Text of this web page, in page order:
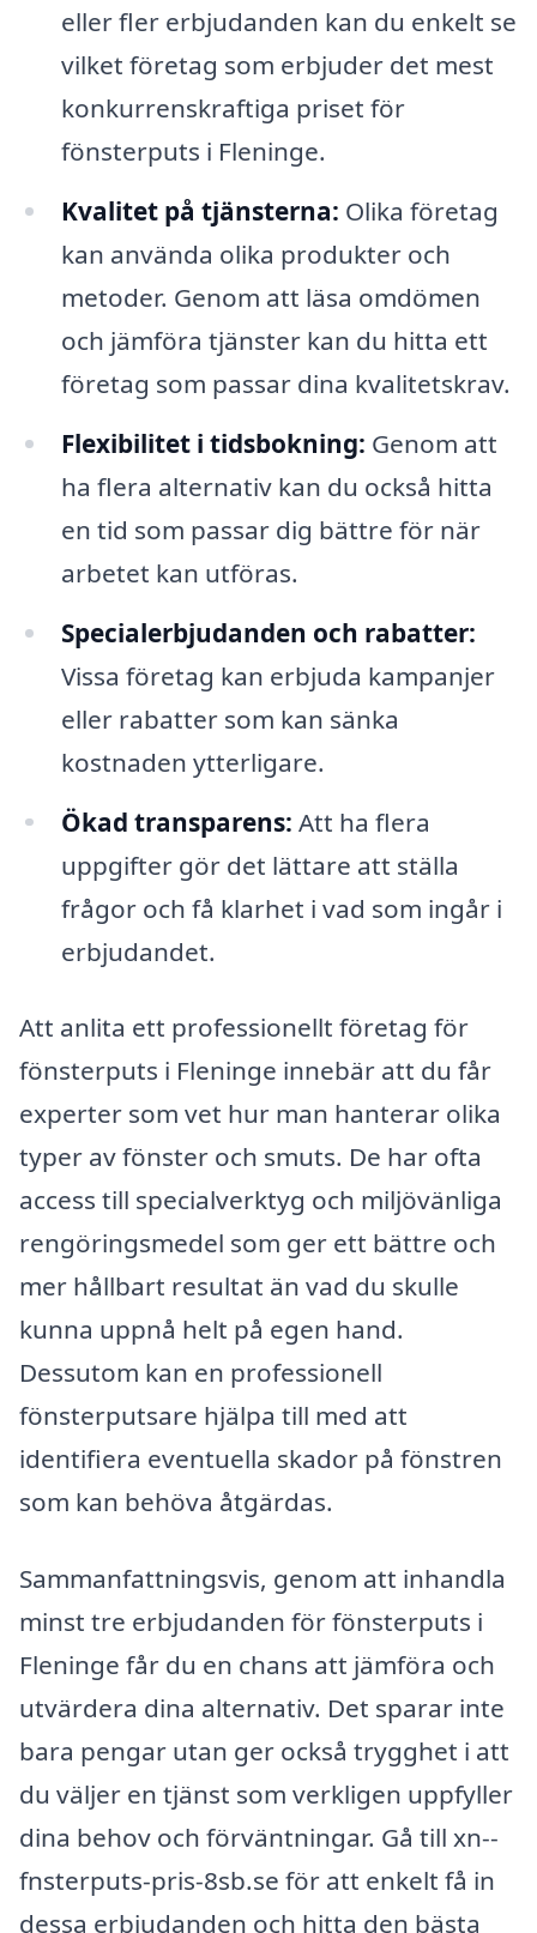
eller fler erbjudanden kan du enkelt se
vilket företag som erbjuder det mest
konkurrenskraftiga priset för
fönsterputs i Fleninge.
Kvalitet på tjänsterna: Olika företag
kan använda olika produkter och
metoder. Genom att läsa omdömen
och jämföra tjänster kan du hitta ett
företag som passar dina kvalitetskrav.
Flexibilitet i tidsbokning: Genom att
ha flera alternativ kan du också hitta
en tid som passar dig bättre för när
arbetet kan utföras.
Specialerbjudanden och rabatter:
Vissa företag kan erbjuda kampanjer
eller rabatter som kan sänka
kostnaden ytterligare.
Ökad transparens: Att ha flera
uppgifter gör det lättare att ställa
frågor och få klarhet i vad som ingår i
erbjudandet.
Att anlita ett professionellt företag för
fönsterputs i Fleninge innebär att du får
experter som vet hur man hanterar olika
typer av fönster och smuts. De har ofta
access till specialverktyg och miljövänliga
rengöringsmedel som ger ett bättre och
mer hållbart resultat än vad du skulle
kunna uppnå helt på egen hand.
Dessutom kan en professionell
fönsterputsare hjälpa till med att
identifiera eventuella skador på fönstren
som kan behöva åtgärdas.
Sammanfattningsvis, genom att inhandla
minst tre erbjudanden för fönsterputs i
Fleninge får du en chans att jämföra och
utvärdera dina alternativ. Det sparar inte
bara pengar utan ger också trygghet i att
du väljer en tjänst som verkligen uppfyller
dina behov och förväntningar. Gå till xn--
fnsterputs-pris-8sb.se för att enkelt få in
dessa erbjudanden och hitta den bästa